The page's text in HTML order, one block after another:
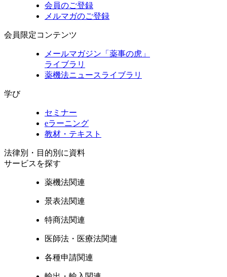
会員のご登録
メルマガのご登録
会員限定コンテンツ
メールマガジン「薬事の虎」
ライブラリ
薬機法ニュースライブラリ
学び
セミナー
eラーニング
教材・テキスト
法律別・目的別に資料
サービスを探す
薬機法関連
景表法関連
特商法関連
医師法・医療法関連
各種申請関連